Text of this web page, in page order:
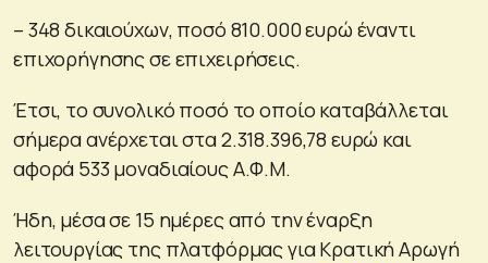
– 348 δικαιούχων, ποσό 810.000 ευρώ έναντι
επιχορήγησης σε επιχειρήσεις.
Έτσι, το συνολικό ποσό το οποίο καταβάλλεται
σήμερα ανέρχεται στα 2.318.396,78 ευρώ και
αφορά 533 μοναδιαίους Α.Φ.Μ.
Ήδη, μέσα σε 15 ημέρες από την έναρξη
λειτουργίας της πλατφόρμας για Κρατική Αρωγή